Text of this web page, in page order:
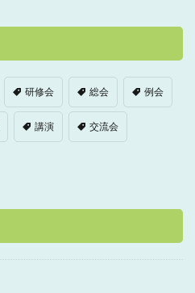
研修会 総会 例会
講演 交流会